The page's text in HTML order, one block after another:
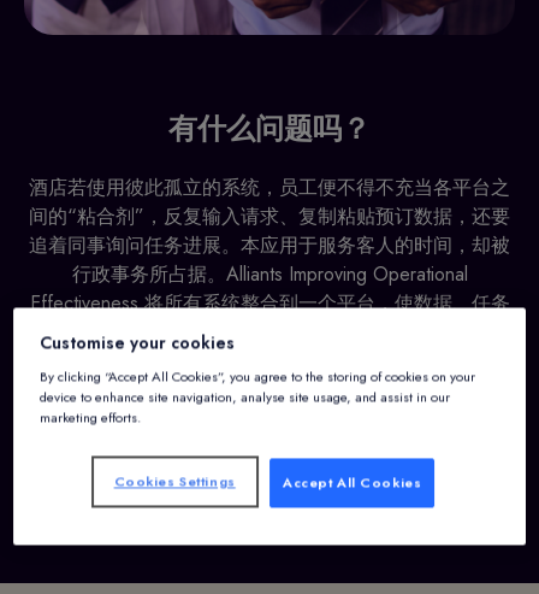
有什么问题吗？
酒店若使用彼此孤立的系统，员工便不得不充当各平台之
间的“粘合剂”，反复输入请求、复制粘贴预订数据，还要
追着同事询问任务进展。本应用于服务客人的时间，却被
行政事务所占据。Alliants Improving Operational
Effectiveness 将所有系统整合到一个平台，使数据、任务
和沟通自动流转。该系统由前酒店运营人员共同开发，并
根据每家酒店的具体架构进行配置。
Customise your cookies
By clicking “Accept All Cookies”, you agree to the storing of cookies on your
device to enhance site navigation, analyse site usage, and assist in our
marketing efforts.
Accept All Cookies
Cookies Settings